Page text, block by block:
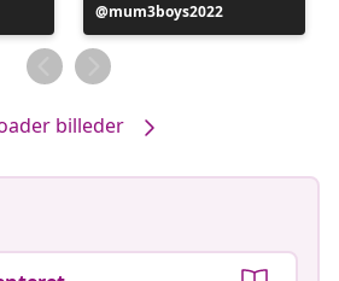
Opslag
offentliggjort
af
mum3boys2022
billeder